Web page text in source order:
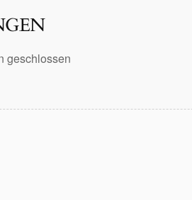
geschlossen